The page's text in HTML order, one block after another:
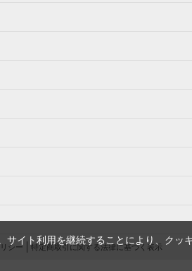
シー 特定商取引に関する法律に基づく表示
イト利用を継続することにより、クッ